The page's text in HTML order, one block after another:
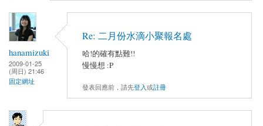
hanamizuki
2009-01-25
(周日) 21:46
固定網址
Re: 二月份水滴小聚報名處
哈!的確有點難!!
慢慢想 :P
發表回應前，請先登入或註冊